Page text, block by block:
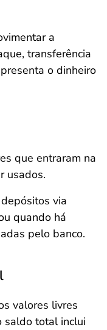
a
transferência
o dinheiro
que entraram na
usados.
via
quando há
pelo banco.
valores livres
saldo total inclui